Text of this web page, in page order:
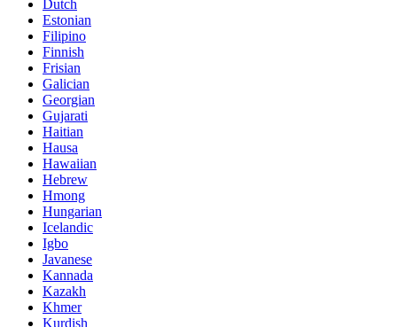
Dutch
Estonian
Filipino
Finnish
Frisian
Galician
Georgian
Gujarati
Haitian
Hausa
Hawaiian
Hebrew
Hmong
Hungarian
Icelandic
Igbo
Javanese
Kannada
Kazakh
Khmer
Kurdish